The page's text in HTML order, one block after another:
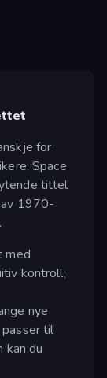
for
Space
tittel
1970-
med
kontroll,
nye
til
kan du